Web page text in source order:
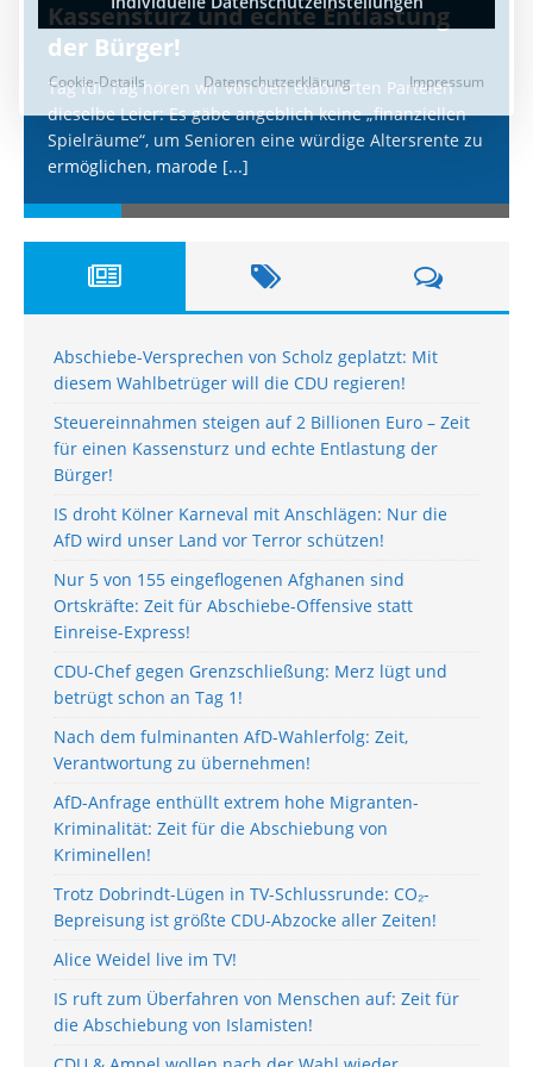
Kassensturz und echte Entlastung
der Bürger!
Tag für Tag hören wir von den etablierten Parteien
dieselbe Leier: Es gäbe angeblich keine „finanziellen
Spielräume“, um Senioren eine würdige Altersrente zu
ermöglichen, marode [...]
Abschiebe-Versprechen von Scholz geplatzt: Mit
diesem Wahlbetrüger will die CDU regieren!
Steuereinnahmen steigen auf 2 Billionen Euro – Zeit
für einen Kassensturz und echte Entlastung der
Bürger!
IS droht Kölner Karneval mit Anschlägen: Nur die
AfD wird unser Land vor Terror schützen!
Nur 5 von 155 eingeflogenen Afghanen sind
Ortskräfte: Zeit für Abschiebe-Offensive statt
Einreise-Express!
CDU-Chef gegen Grenzschließung: Merz lügt und
betrügt schon an Tag 1!
Nach dem fulminanten AfD-Wahlerfolg: Zeit,
Verantwortung zu übernehmen!
AfD-Anfrage enthüllt extrem hohe Migranten-
Kriminalität: Zeit für die Abschiebung von
Kriminellen!
Trotz Dobrindt-Lügen in TV-Schlussrunde: CO₂-
Bepreisung ist größte CDU-Abzocke aller Zeiten!
Alice Weidel live im TV!
IS ruft zum Überfahren von Menschen auf: Zeit für
die Abschiebung von Islamisten!